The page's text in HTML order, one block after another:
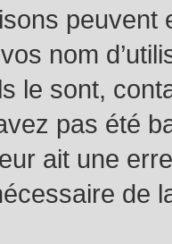
peuvent
nom
le sont,
pas été
ait une
de